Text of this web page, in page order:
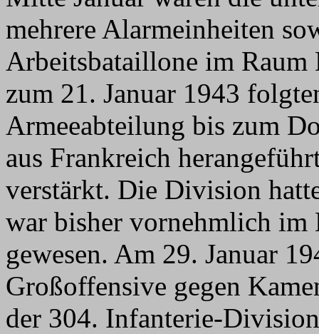
mehrere Alarmeinheiten
Arbeitsbataillone im
zum 21. Januar 1943
Armeeabteilung bis zum
aus Frankreich
verstärkt. Die Division
war bisher vornehmlich im
gewesen. Am 29. Januar
Großoffensive gegen
der 304. Infanterie-